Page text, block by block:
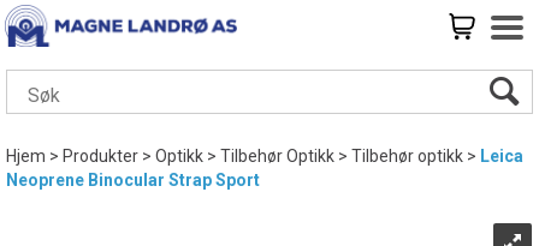
Hjem>Produkter>Optikk>Tilbehør Optikk>Tilbehør optikk> Leica
Neoprene Binocular Strap Sport